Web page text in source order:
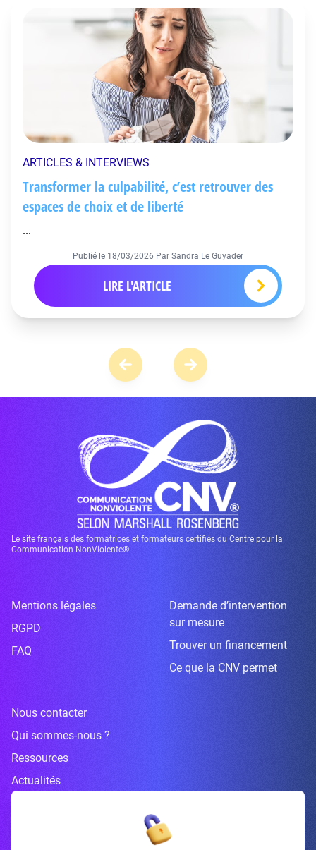
ARTICLES & INTERVIEWS
Transformer la culpabilité, c’est retrouver des
espaces de choix et de liberté
...
Publié le 18/03/2026 Par Sandra Le Guyader
LIRE L'ARTICLE
Le site français des formatrices et formateurs certifiés du Centre pour la
Communication NonViolente®
Mentions légales
RGPD
FAQ
Demande d’intervention
sur mesure
Trouver un financement
Ce que la CNV permet
Nous contacter
Qui sommes-nous ?
Ressources
Actualités
Inscrivez-vous à la newsletter